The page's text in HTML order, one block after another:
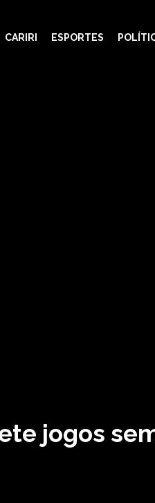
CARIRI ESPORTES
jogos